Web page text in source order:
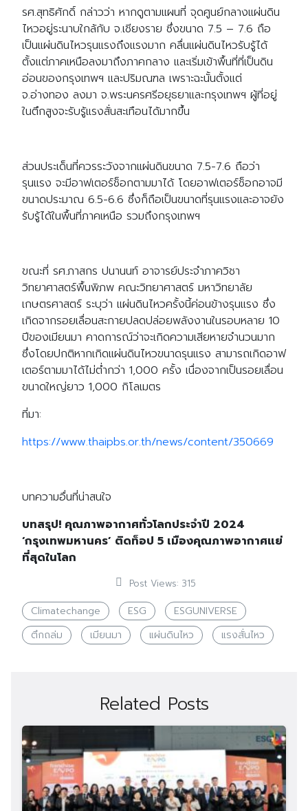
Search
for: Search
รศ.สุทธิศักดิ์ กล่าวว่า หากดูตามแผนที่ จุดศูนย์กลางแผ่นดิน
ไหวอยู่ระนาบใกล้กับ จ.เชียงราย ซึ่งขนาด 7.5 – 7.6 ถือ
เป็นแผ่นดินไหวรุนแรงถึงแรงมาก คลื่นแผ่นดินไหวรับรู้ได้
ตั้งแต่ภาคเหนือลงมาถึงภาคกลาง และเริ่มเข้าพื้นที่ที่เป็นดิน
อ่อนของกรุงเทพฯ และปริมณฑล เพราะฉะนั้นตั้งแต่
จ.อ่างทอง ลงมา จ.พระนครศรีอยุธยาและกรุงเทพฯ ผู้ที่อยู่
ในตึกสูงจะรับรู้แรงสั่นสะเทือนได้มากขึ้น
ส่วนประเด็นที่ควรระวังจากแผ่นดินขนาด 7.5-7.6 ถือว่า
รุนแรง จะมีอาฟเตอร์ช็อกตามมาได้ โดยอาฟเตอร์ช็อกอาจมี
ขนาดประมาณ 6.5-6.6 ซึ่งก็ถือเป็นขนาดที่รุนแรงและอาจยัง
รับรู้ได้ในพื้นที่ภาคเหนือ รวมถึงกรุงเทพฯ
ขณะที่ รศ.ภาสกร ปนานนท์ อาจารย์ประจำภาควิชา
วิทยาศาสตร์พื้นพิภพ คณะวิทยาศาสตร์ มหาวิทยาลัย
เกษตรศาสตร์ ระบุว่า แผ่นดินไหวครั้งนี้ค่อนข้างรุนแรง ซึ่ง
เกิดจากรอยเลื่อนสะกายปลดปล่อยพลังงานในรอบหลาย 10
ปีของเมียนมา คาดการณ์ว่าจะเกิดความเสียหายจำนวนมาก
ซึ่งโดยปกติหากเกิดแผ่นดินไหวขนาดรุนแรง สามารถเกิดอาฟ
เตอร์ตามมาได้ไม่ต่ำกว่า 1,000 ครั้ง เนื่องจากเป็นรอยเลื่อน
ขนาดใหญ่ยาว 1,000 กิโลเมตร
ที่มา:
https://www.thaipbs.or.th/news/content/350669
บทความอื่นที่น่าสนใจ
บทสรุป! คุณภาพอากาศทั่วโลกประจำปี 2024
‘กรุงเทพมหานคร’ ติดท็อป 5 เมืองคุณภาพอากาศแย่
ที่สุดในโลก
Post Views: 315
Climatechange ESG
ESGUNIVERSE
ตึกถล่ม
เมียนมา แผ่นดินไหว แรงสั่นไหว
Related Posts